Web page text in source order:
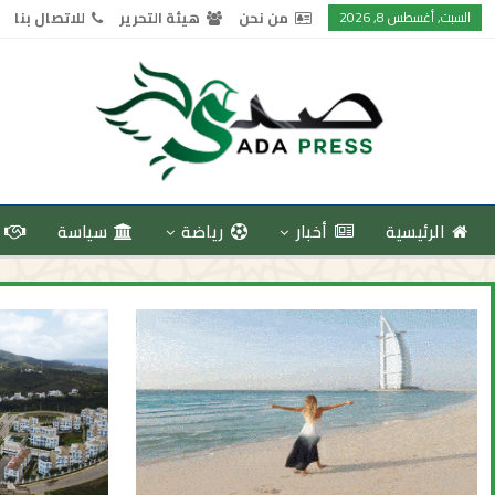
السبت, أغسطس 8, 2026 من نحن هيئة التحرير للاتصال بنا
الرئيسية أخبار رياضة سياسة